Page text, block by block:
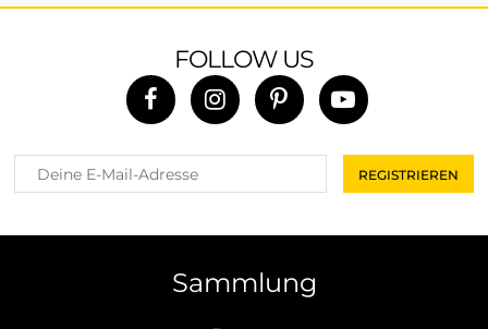
FOLLOW US
Sammlung